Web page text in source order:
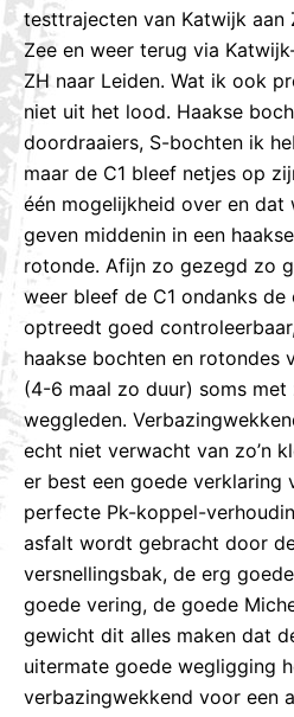
testtrajecten van Katwijk aan
Zee en weer terug via
ZH naar Leiden. Wat ik ook
niet uit het lood. Haakse
doordraaiers, S-bochten ik
maar de C1 bleef netjes op
één mogelijkheid over en dat
geven middenin in een
rotonde. Afijn zo gezegd zo
weer bleef de C1 ondanks
optreedt goed
haakse bochten en rotondes
(4-6 maal zo duur) soms
weggleden.
echt niet verwacht van zo’n
er best een goede verklaring
perfecte Pk-koppel-
asfalt wordt gebracht door
versnellingsbak, de erg
goede vering, de goede
gewicht dit alles maken dat
uitermate goede wegligging
verbazingwekkend voor een